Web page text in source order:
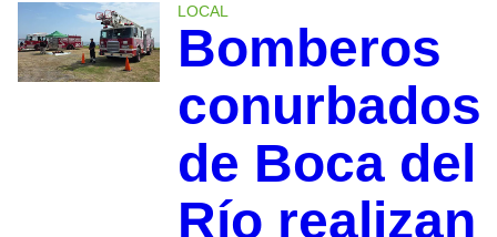
LOCAL
Bomberos
conurbados
de Boca del
Río realizan